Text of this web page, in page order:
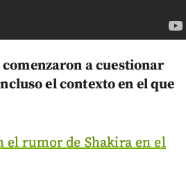
a cuestionar
el contexto en el que
el rumor de Shakira en el